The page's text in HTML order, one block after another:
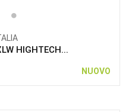
HIGHTECH...
NUOVO